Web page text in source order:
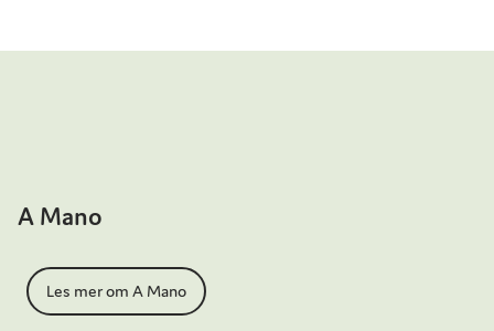
A Mano
Les mer om A Mano